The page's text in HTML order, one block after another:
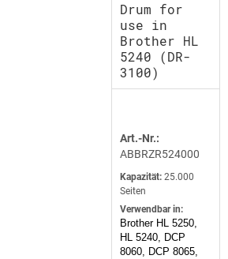
Drum for
use in
Brother HL
5240 (DR-
3100)
Art.-Nr.:
ABBRZR524000
Kapazität: 25.000
Seiten
Verwendbar in:
Brother HL 5250,
HL 5240, DCP
8060, DCP 8065,